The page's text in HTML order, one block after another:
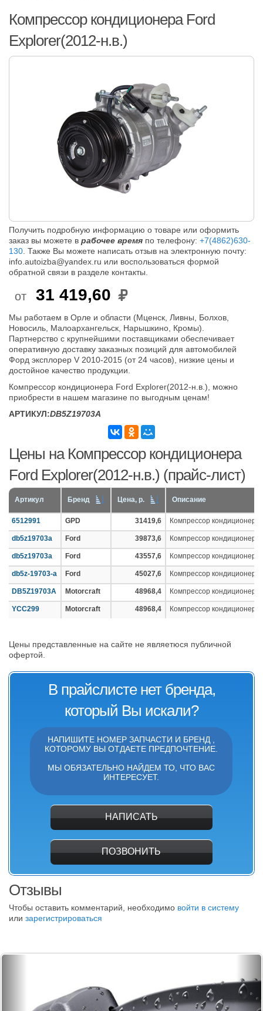
Компрессор кондиционера Ford
Explorer(2012-н.в.)
Получить подробную информацию о товаре или оформить
заказ вы можете в рабочее время по телефону: +7(4862)630-
130 . Также Вы можете написать отзыв на электронную почту:
info.autoizba@yandex.ru или воспользоваться формой
обратной связи в разделе контакты.
от 31 419,60
Мы работаем в Орле и области (Мценск, Ливны, Болхов,
Новосиль, Малоархангельск, Нарышкино, Кромы).
Партнерство с крупнейшими поставщиками обеспечивает
оперативную доставку заказных позиций для автомобилей
Форд эксплорер V 2010-2015 (от 24 часов), низкие цены и
достойное качество продукции.
Компрессор кондиционера Ford Explorer(2012-н.в.), можно
приобрести в нашем магазине по выгодным ценам!
АРТИКУЛ:DB5Z19703A
Цены на Компрессор кондиционера
Ford Explorer(2012-н.в.) (прайс-лист)
Артикул Бренд Цена, р. Описание
6512991 GPD 31419,6 Компрессор кондиционера
db5z19703a Ford 39873,6 Компрессор кондиционера
db5z19703a Ford 43557,6 Компрессор кондиционера
db5z-19703-a Ford 45027,6 Компрессор кондиционера
DB5Z19703A Motorcraft 48968,4 Компрессор кондиционера
YCC299 Motorcraft 48968,4 Компрессор кондиционера
Цены представленные на сайте не являетюся публичной
офертой.
В прайслисте нет бренда,
который Вы искали?
НАПИШИТЕ НОМЕР ЗАПЧАСТИ И БРЕНД ,
КОТОРОМУ ВЫ ОТДАЕТЕ ПРЕДПОЧТЕНИЕ.
МЫ ОБЯЗАТЕЛЬНО НАЙДЕМ ТО, ЧТО ВАС
ИНТЕРЕСУЕТ.
НАПИСАТЬ
ПОЗВОНИТЬ
Отзывы
Чтобы оставить комментарий, необходимо войти в систему
или зарегистрироваться